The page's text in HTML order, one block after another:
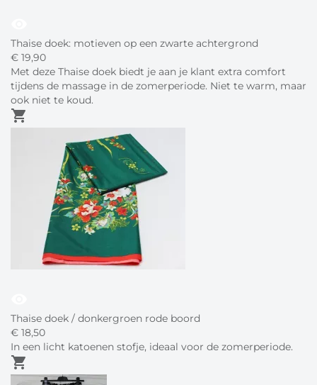
Thaise doek: motieven op een zwarte achtergrond
€ 19,90
Met deze Thaise doek biedt je aan je klant extra comfort
tijdens de massage in de zomerperiode. Niet te warm, maar
ook niet te koud.
shopping_cart
Thaise doek / donkergroen rode boord
€ 18,50
In een licht katoenen stofje, ideaal voor de zomerperiode.
shopping_cart